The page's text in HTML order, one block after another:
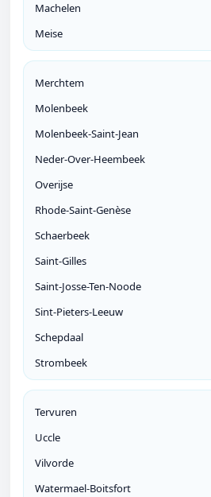
Machelen
Meise
Merchtem
Molenbeek
Molenbeek-Saint-Jean
Neder-Over-Heembeek
Overijse
Rhode-Saint-Genèse
Schaerbeek
Saint-Gilles
Saint-Josse-Ten-Noode
Sint-Pieters-Leeuw
Schepdaal
Strombeek
Tervuren
Uccle
Vilvorde
Watermael-Boitsfort